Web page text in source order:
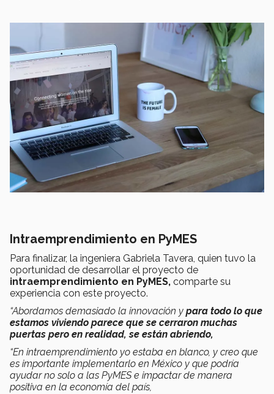
Intraemprendimiento en PyMES
Para finalizar, la ingeniera Gabriela Tavera, quien tuvo la
oportunidad de desarrollar el proyecto de
intraemprendimiento en PyMES, comparte su
experiencia con este proyecto.
“Abordamos demasiado la innovación y para todo lo que
estamos viviendo parece que se cerraron muchas
puertas pero en realidad, se están abriendo,
“En intraemprendimiento yo estaba en blanco, y creo que
es importante implementarlo en México y que podría
ayudar no solo a las PyMES e impactar de manera
positiva en la economía del país,